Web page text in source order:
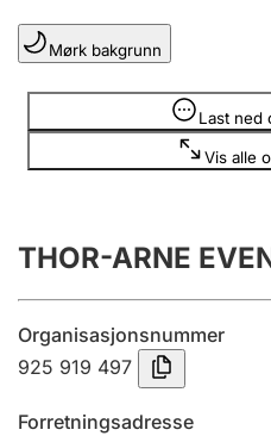
Lag og forening
Registrere, endre, slette
Årsregnskap
Innsending og
Tinglysing
Mørk bakgrunn
Last ned
Vis alle
Opplysninger er skjult
THOR-ARNE
Organisasjonsnummer
925 919 497
Forretningsadresse